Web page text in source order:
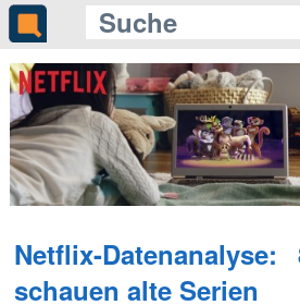
Netflix-
schauen alte Serien